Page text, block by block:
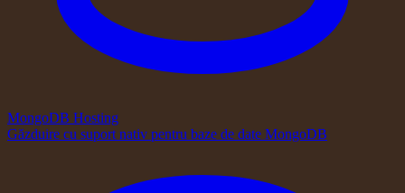
MongoDB Hosting
Găzduire cu suport nativ pentru baze de date MongoDB